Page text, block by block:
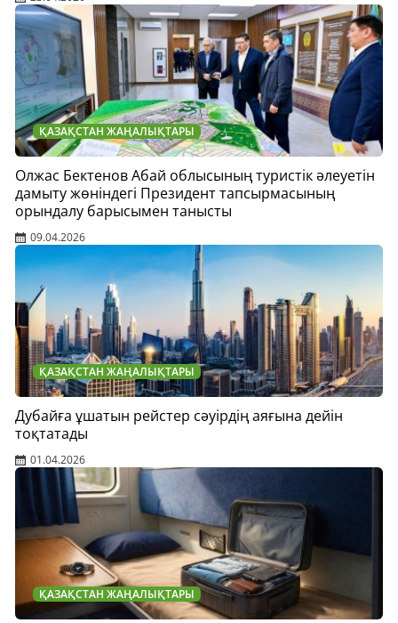
ҚАЗАҚСТАН ЖАҢАЛЫҚТАРЫ
Олжас Бектенов Абай облысының туристік әлеуетін
дамыту жөніндегі Президент тапсырмасының
орындалу барысымен танысты
09.04.2026
ҚАЗАҚСТАН ЖАҢАЛЫҚТАРЫ
Дубайға ұшатын рейстер сәуірдің аяғына дейін
тоқтатады
01.04.2026
ҚАЗАҚСТАН ЖАҢАЛЫҚТАРЫ